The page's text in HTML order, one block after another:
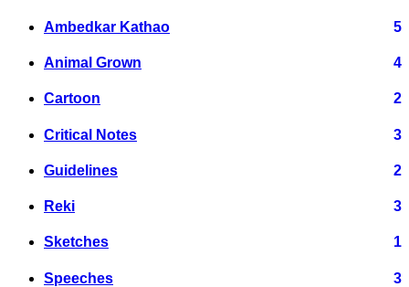
Ambedkar Kathao 5
Animal Grown 4
Cartoon 2
Critical Notes 3
Guidelines 2
Reki 3
Sketches 1
Speeches 3